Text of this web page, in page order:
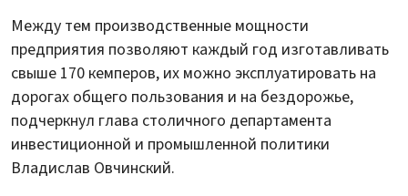
Между тем производственные мощности
предприятия позволяют каждый год изготавливать
свыше 170 кемперов, их можно эксплуатировать на
дорогах общего пользования и на бездорожье,
подчеркнул глава столичного департамента
инвестиционной и промышленной политики
Владислав Овчинский.